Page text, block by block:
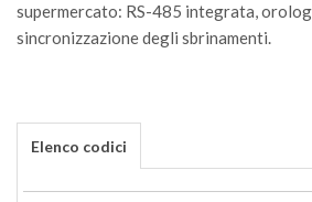
supermercato: RS-485 integrata,
sincronizzazione degli sbrinamenti.
Elenco codici